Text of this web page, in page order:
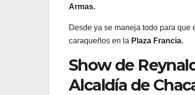
Armas.
Desde ya se maneja todo para que
caraqueños en la Plaza Francia.
Show de
Alcaldía de